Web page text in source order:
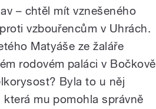
– chtěl mít vznešeného
vzbouřencům v Uhrách.
Matyáše ze žaláře
rodovém paláci v Bočkově
Byla to u něj
mu pomohla správně